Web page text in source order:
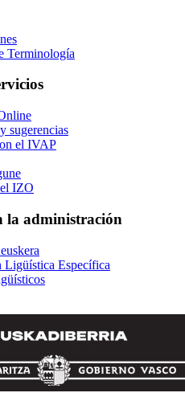
Terminología
sugerencias
el IVAP
IZO
la administración
Ligüística Específica